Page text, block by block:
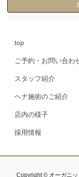
top
ご予約・お問い合わ
スタッフ紹介
ヘナ施術のご紹介
店内の様子
採用情報
Copyright © オーガニ